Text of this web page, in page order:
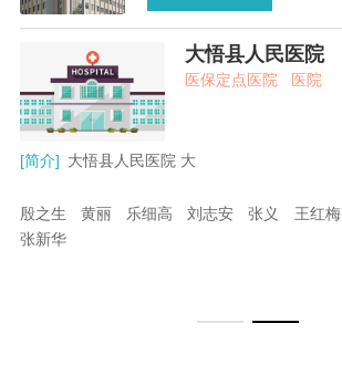
大悟县人民医院
医保定点医院 医院
[简介] 大悟县人民医院 大
殷之生 黄丽 乐细高 刘志安 张义 王红梅
张新华